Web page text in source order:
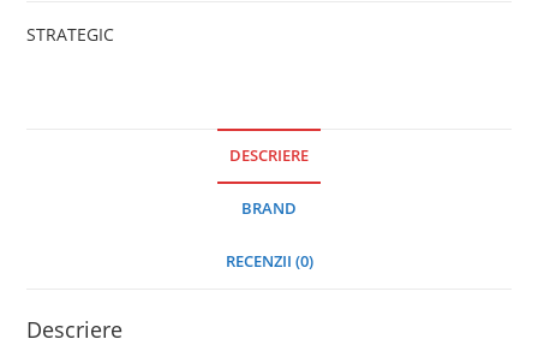
STRATEGIC
DESCRIERE
BRAND
RECENZII (0)
Descriere